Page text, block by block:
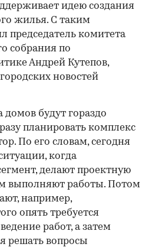
идею создания
жилья. С таким
председатель комитета
собрания по
Андрей Кутепов,
новостей
будут гораздо
планировать комплекс
По его словам, сегодня
когда
делают проектную
выполняют работы. Потом
например,
опять требуется
работ, а затем
решать вопросы